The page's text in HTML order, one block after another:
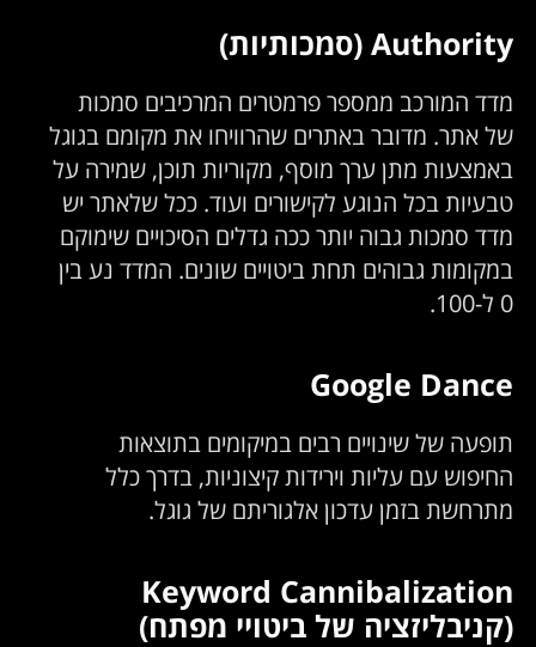
Authority (סמכותיות)
מדד המורכב ממספר פרמטרים המרכיבים סמכות
של אתר. מדובר באתרים שהרוויחו את מקומם בגוגל
באמצעות מתן ערך מוסף, מקוריות תוכן, שמירה על
טבעיות בכל הנוגע לקישורים ועוד. ככל שלאתר יש
מדד סמכות גבוה יותר ככה גדלים הסיכויים שימוקם
במקומות גבוהים תחת ביטויים שונים. המדד נע בין
0 ל-100.
Google Dance
תופעה של שינויים רבים במיקומים בתוצאות
החיפוש עם עליות וירידות קיצוניות, בדרך כלל
מתרחשת בזמן עדכון אלגוריתם של גוגל.
Keyword Cannibalization
(קניבליזציה של ביטויי מפתח)